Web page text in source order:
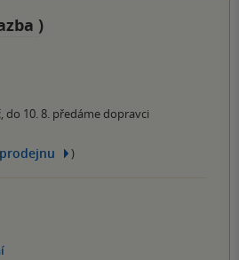
)
do 10. 8. předáme dopravci
)